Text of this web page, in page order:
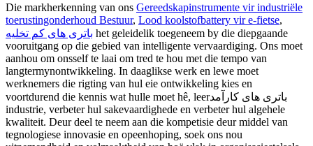
Die markherkenning van ons Gereedskapinstrumente vir industriële
toerustingonderhoud Bestuur, Lood koolstofbattery vir e-fietse,
باتری های کم تخلیه het geleidelik toegeneem by die diepgaande
vooruitgang op die gebied van intelligente vervaardiging. Ons moet
aanhou om onsself te laai om tred te hou met die tempo van
langtermynontwikkeling. In daaglikse werk en lewe moet
werknemers die rigting van hul eie ontwikkeling kies en
voortdurend die kennis wat hulle moet hê, leerباتری های کارآمد
industrie, verbeter hul sakevaardighede en verbeter hul algehele
kwaliteit. Deur deel te neem aan die kompetisie deur middel van
tegnologiese innovasie en opeenhoping, soek ons ​​nou